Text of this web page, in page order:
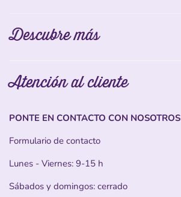
Descubre más
Atención al cliente
PONTE EN CONTACTO CON NOSOTROS
Formulario de contacto
Lunes - Viernes: 9-15 h
Sábados y domingos: cerrado